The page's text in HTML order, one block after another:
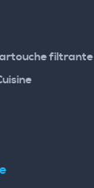
filtrante